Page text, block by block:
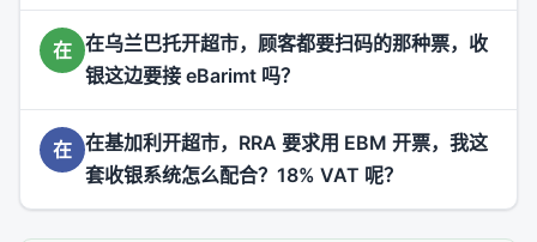
在 在乌兰巴托开超市，顾客都要扫码的那种票，收
银这边要接 eBarimt 吗？
在 在基加利开超市，RRA 要求用 EBM 开票，我这
套收银系统怎么配合？18% VAT 呢？